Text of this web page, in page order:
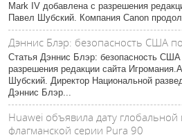
Mark IV добавлена с разрешения
Павел Шубский. Компания Canon
Дэннис Блэр: безопасность США
Статья Дэннис Блэр: безопасность США
разрешения редакции сайта
Шубский. Директор Национальной
Дэннис Блэр...
Huawei объявила дату глобальной
флагманской серии Pura 90